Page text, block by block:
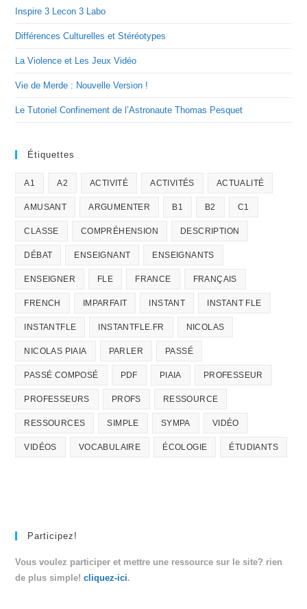
Inspire 3 Lecon 3 Labo
Différences Culturelles et Stéréotypes
La Violence et Les Jeux Vidéo
Vie de Merde : Nouvelle Version !
Le Tutoriel Confinement de l’Astronaute Thomas Pesquet
Étiquettes
A1 A2 ACTIVITÉ ACTIVITÉS ACTUALITÉ
AMUSANT ARGUMENTER B1 B2 C1
CLASSE COMPRÉHENSION DESCRIPTION
DÉBAT ENSEIGNANT ENSEIGNANTS
ENSEIGNER FLE FRANCE FRANÇAIS
FRENCH IMPARFAIT INSTANT INSTANT FLE
INSTANTFLE INSTANTFLE.FR NICOLAS
NICOLAS PIAIA PARLER PASSÉ
PASSÉ COMPOSÉ PDF PIAIA PROFESSEUR
PROFESSEURS PROFS RESSOURCE
RESSOURCES SIMPLE SYMPA VIDÉO
VIDÉOS VOCABULAIRE ÉCOLOGIE ÉTUDIANTS
Participez!
Vous voulez participer et mettre une ressource sur le site? rien
de plus simple!cliquez-ici.